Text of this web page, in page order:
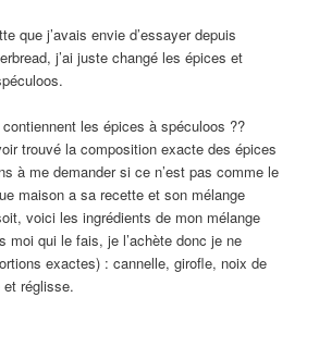
que j’avais envie d’essayer depuis
j’ai juste changé les épices et
les épices à spéculoos ??
trouvé la composition exacte des épices
à me demander si ce n’est pas comme le
maison a sa recette et son mélange
voici les ingrédients de mon mélange
moi qui le fais, je l’achète donc je ne
exactes) : cannelle, girofle, noix de
et réglisse.